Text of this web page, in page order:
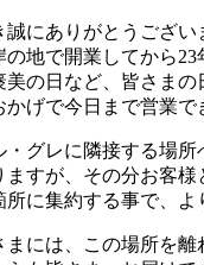
にありがとうござい
地で開業してから
の日など、皆さま
げで今日まで営業で
グレに隣接する場所
すが、その分お客
に集約する事で、
には、この場所を